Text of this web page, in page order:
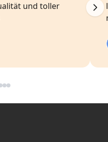
und toller